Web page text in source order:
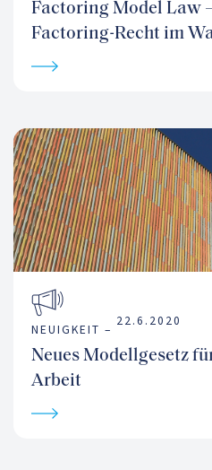
Factoring Model Law
Factoring-Recht im
NEUIGKEIT –
22.6.2020
Neues Modellgesetz
Arbeit